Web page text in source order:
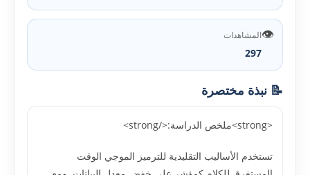
👁️المشاهدات
297
📝 نبذة مختصرة
<strong>ملخص الدراسة:</strong>
تستخدم الأساليب التقليدية للترميز الموجي الوقت